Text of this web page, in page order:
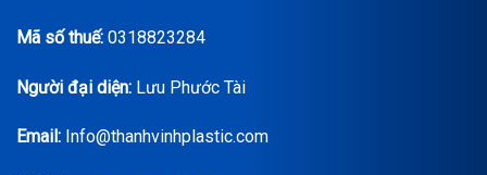
Mã số thuế: 0318823284
Người đại diện: Lưu Phước Tài
Email: Info@thanhvinhplastic.com